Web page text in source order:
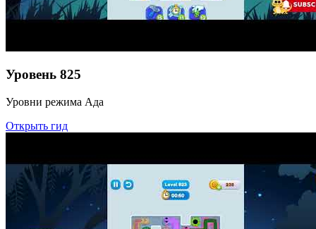
Уровень 825
Уровни режима Ада
Открыть гид